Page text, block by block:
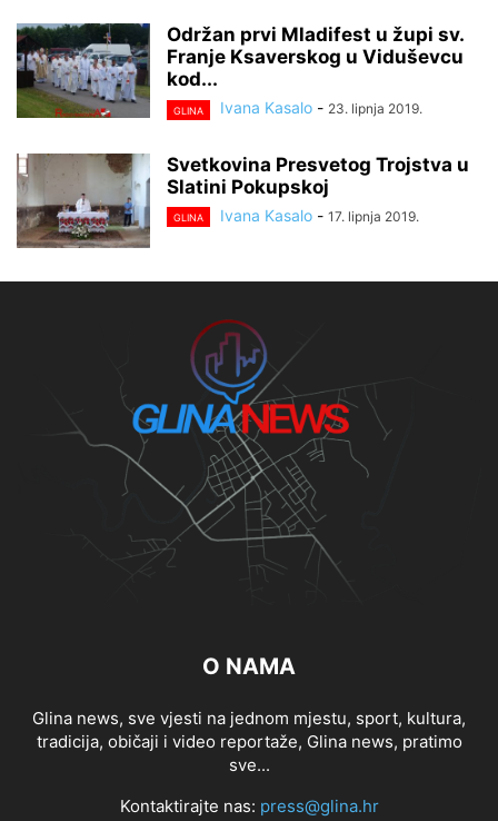
Održan prvi Mladifest u župi sv.
Franje Ksaverskog u Viduševcu
kod...
GLINA Ivana Kasalo - 23. lipnja 2019.
Svetkovina Presvetog Trojstva u
Slatini Pokupskoj
GLINA Ivana Kasalo - 17. lipnja 2019.
O NAMA
Glina news, sve vjesti na jednom mjestu, sport, kultura,
tradicija, običaji i video reportaže, Glina news, pratimo
sve...
Kontaktirajte nas: press@glina.hr